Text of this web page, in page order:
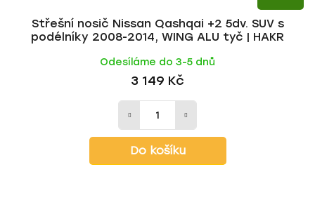
Střešní nosič Nissan Qashqai +2 5dv. SUV s
podélníky 2008-2014, WING ALU tyč | HAKR
Odesíláme do 3-5 dnů
3 149 Kč
Do košíku